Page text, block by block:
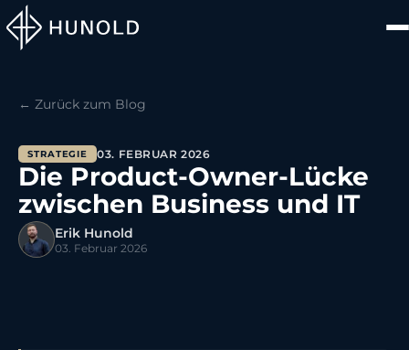
← Zurück zum Blog
STRATEGIE 03. FEBRUAR 2026
Die Product-Owner-Lücke
zwischen Business und IT
Erik Hunold
03. Februar 2026